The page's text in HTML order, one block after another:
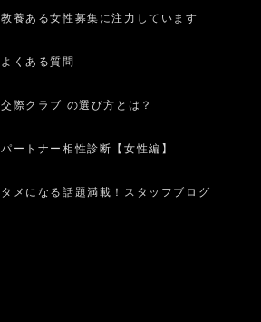
教養ある女性募集に注力しています
よくある質問
交際クラブ の選び方とは？
パートナー相性診断【女性編】
タメになる話題満載！スタッフブログ